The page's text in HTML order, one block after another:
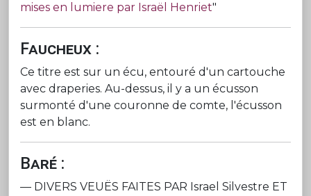
mises en lumiere par Israël Henriet"
Faucheux :
Ce titre est sur un écu, entouré d'un cartouche
avec draperies. Au-dessus, il y a un écusson
surmonté d'une couronne de comte, l'écusson
est en blanc.
Baré :
— DIVERS VEUËS FAITES PAR Israel Silvestre ET